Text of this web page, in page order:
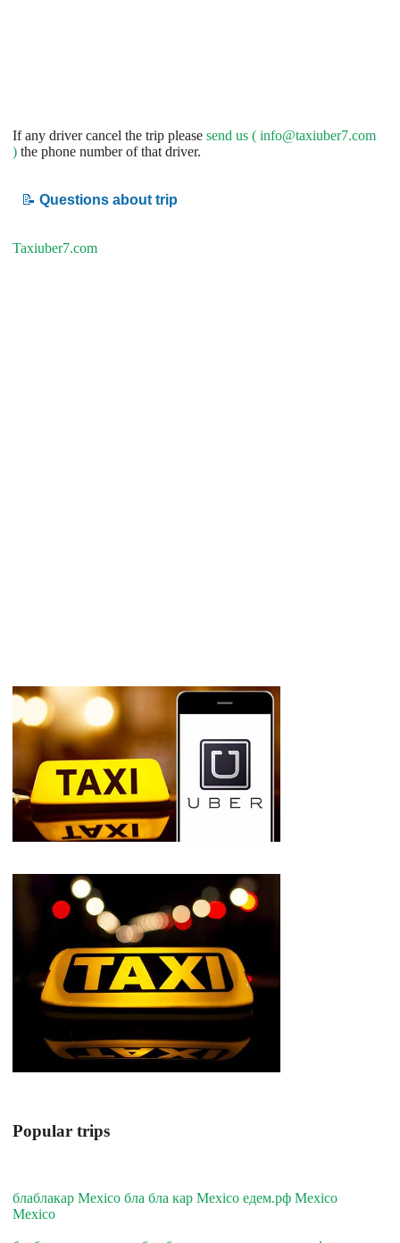
If any driver cancel the trip please send us ( info@taxiuber7.com
) the phone number of that driver.
📝 Questions about trip
Taxiuber7.com
Popular trips
блаблакар Mexico бла бла кар Mexico едем.рф Mexico
Mexico